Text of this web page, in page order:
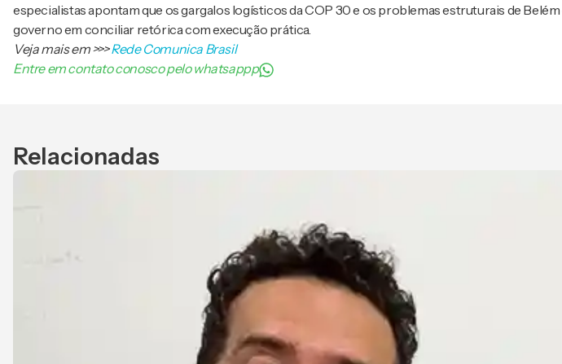
especialistas apontam que os gargalos logísticos da COP 30 e os problemas estruturais de
governo em conciliar retórica com execução prática.
Veja mais em>>>Rede Comunica Brasil
Entre em contato conosco pelo whatsappp
Relacionadas